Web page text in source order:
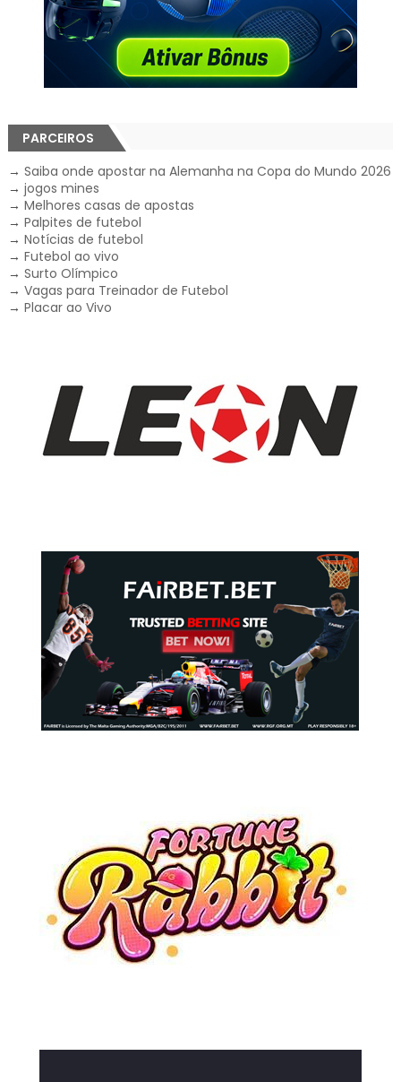
PARCEIROS
→ Saiba onde apostar na Alemanha na Copa do Mundo 2026
→ jogos mines
→ Melhores casas de apostas
→ Palpites de futebol
→ Notícias de futebol
→ Futebol ao vivo
→ Surto Olímpico
→ Vagas para Treinador de Futebol
→ Placar ao Vivo